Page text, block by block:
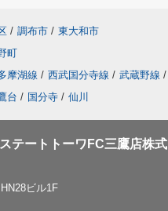
/ 調布市 / 東大和市
町
摩湖線 / 西武国分寺線 / 武蔵野線 /
台 / 国分寺 / 仙川
テートトーワFC三鷹店株式
ビル1F